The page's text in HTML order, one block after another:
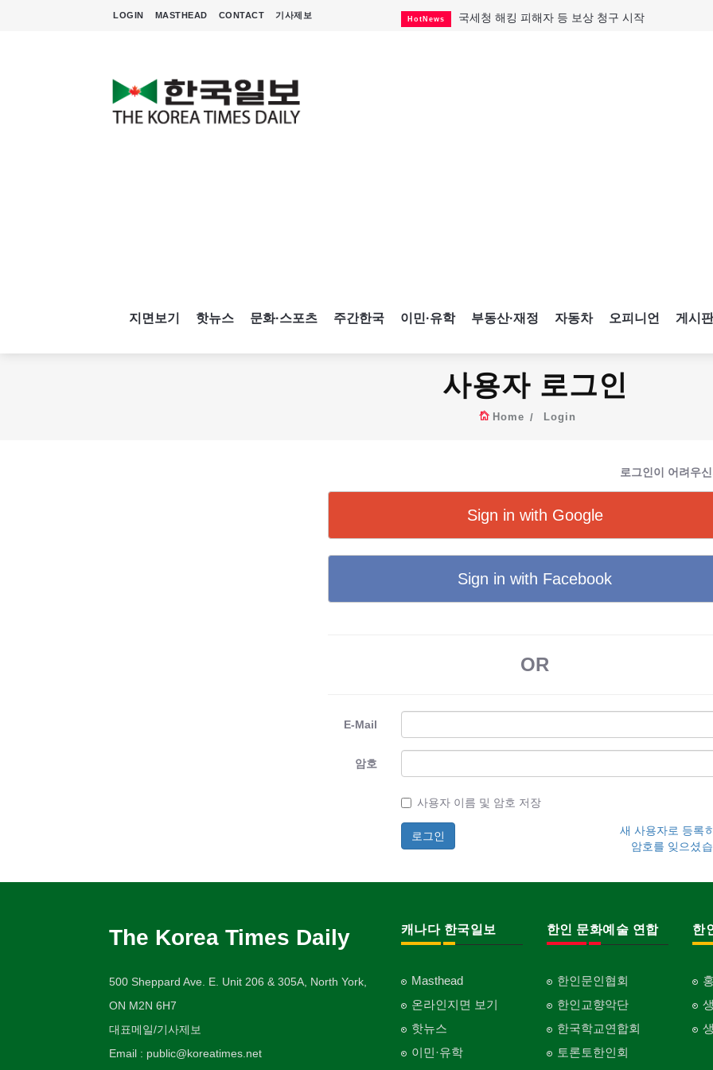
LOGIN MASTHEAD CONTACT 기사제보 HotNews 국세청 해킹 피해자 등 보상 청구 시작
지면보기 핫뉴스 문화·스포츠 주간한국 이민·유학 부동산·재정 자동차 오피니언 게시판
사용자 로그인
Home Login
로그인이 어려우
Sign in with Google
Sign in with Facebook
OR
E-Mail
암호
사용자 이름 및 암호 저장
새 사용자로 등록
암호를 잊으셨
The Korea Times Daily
500 Sheppard Ave. E. Unit 206 & 305A, North York,
ON M2N 6H7
대표메일/기사제보
Email : public@koreatimes.net
캐나다 한국일보
Masthead
온라인지면 보기
핫뉴스
이민·유학
한인 문화예술 연합
한인문인협회
한인교향악단
한국학교연합회
토론토한인회
한